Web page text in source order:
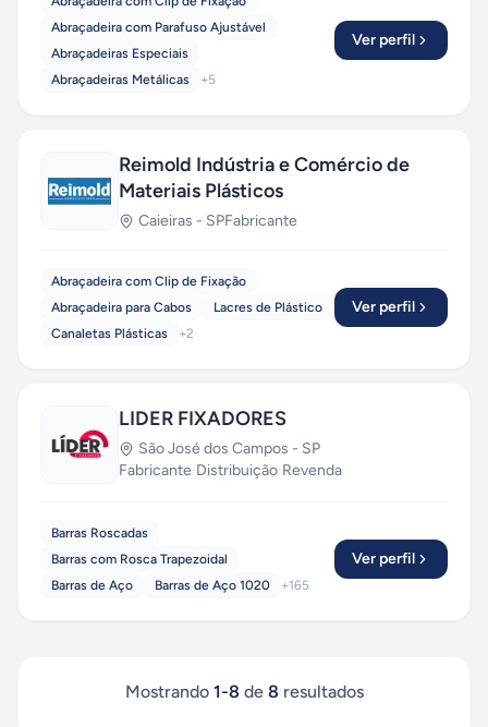
Abraçadeira com Parafuso Ajustável
Abraçadeiras Especiais
Abraçadeiras Metálicas
+5
Ver perfil
Reimold Indústria e Comércio de
Materiais Plásticos
Caieiras - SPFabricante
Abraçadeira com Clip de Fixação
Abraçadeira para Cabos
Lacres de Plástico
Canaletas Plásticas
+2
Ver perfil
LIDER FIXADORES
São José dos Campos - SP
Fabricante·Distribuição·Revenda
Barras Roscadas
Barras com Rosca Trapezoidal
Barras de Aço
Barras de Aço 1020 +165
Ver perfil
Mostrando 1-8 de 8 resultados